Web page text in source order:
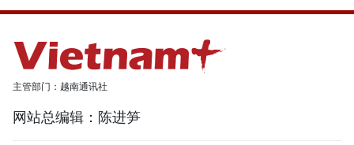
主管部门：越南通讯社
网站总编辑：陈进笋